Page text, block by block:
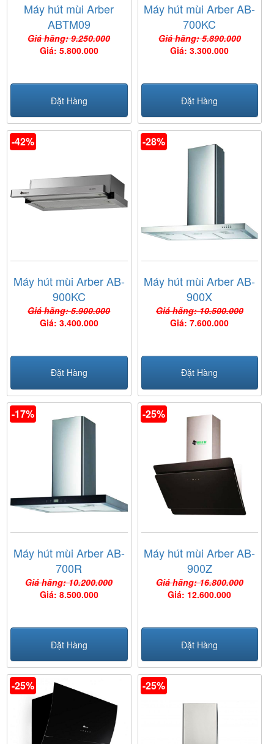
Máy hút mùi Arber
ABTM09
Giá hãng: 9.250.000
Giá: 5.800.000
Đặt Hàng
Máy hút mùi Arber AB-
700KC
Giá hãng: 5.890.000
Giá: 3.300.000
Đặt Hàng
-42%
Máy hút mùi Arber AB-
900KC
Giá hãng: 5.900.000
Giá: 3.400.000
Đặt Hàng
-28%
Máy hút mùi Arber AB-
900X
Giá hãng: 10.500.000
Giá: 7.600.000
Đặt Hàng
-17%
Máy hút mùi Arber AB-
700R
Giá hãng: 10.200.000
Giá: 8.500.000
Đặt Hàng
-25%
Máy hút mùi Arber AB-
900Z
Giá hãng: 16.800.000
Giá: 12.600.000
Đặt Hàng
-25% -25%